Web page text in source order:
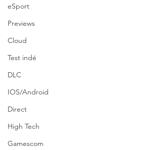
eSport
Previews
Cloud
Test indé
DLC
IOS/Android
Direct
High Tech
Gamescom